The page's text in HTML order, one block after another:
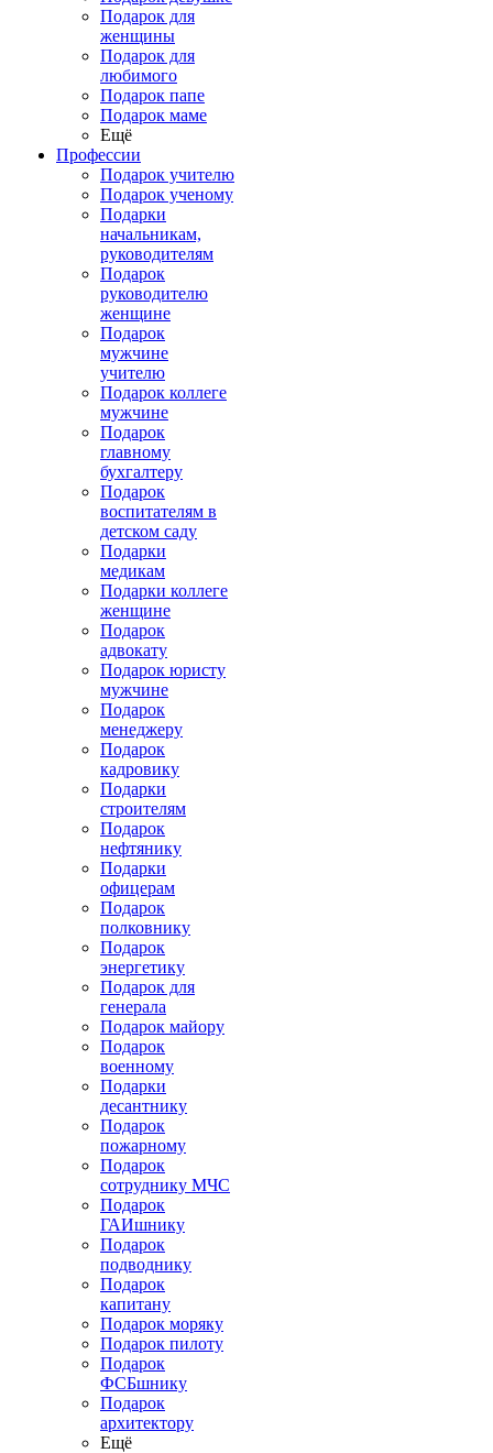
Подарок для
женщины
Подарок для
любимого
Подарок папе
Подарок маме
Ещё
Профессии
Подарок учителю
Подарок ученому
Подарки
начальникам,
руководителям
Подарок
руководителю
женщине
Подарок
мужчине
учителю
Подарок коллеге
мужчине
Подарок
главному
бухгалтеру
Подарок
воспитателям в
детском саду
Подарки
медикам
Подарки коллеге
женщине
Подарок
адвокату
Подарок юристу
мужчине
Подарок
менеджеру
Подарок
кадровику
Подарки
строителям
Подарок
нефтянику
Подарки
офицерам
Подарок
полковнику
Подарок
энергетику
Подарок для
генерала
Подарок майору
Подарок
военному
Подарки
десантнику
Подарок
пожарному
Подарок
сотруднику МЧС
Подарок
ГАИшнику
Подарок
подводнику
Подарок
капитану
Подарок моряку
Подарок пилоту
Подарок
ФСБшнику
Подарок
архитектору
Ещё